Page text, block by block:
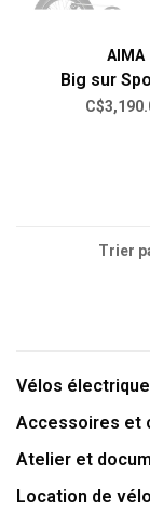
AIMA
Big sur
Trier
Vélos
Accessoires et
Atelier et
Location de vélo